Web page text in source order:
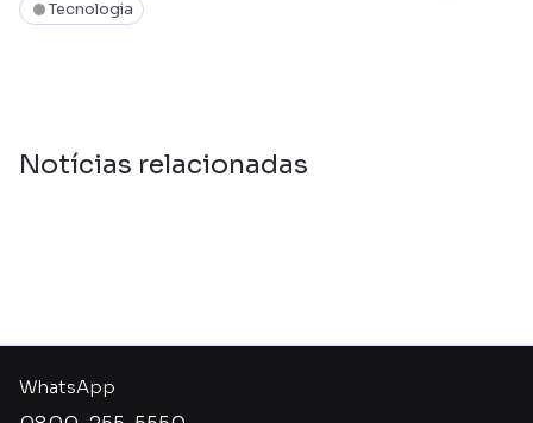
Tecnologia
Notícias relacionadas
WhatsApp